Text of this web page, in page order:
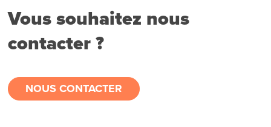
Vous souhaitez nous
contacter ?
NOUS CONTACTER